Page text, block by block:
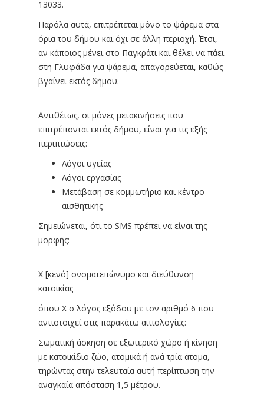
13033.
Παρόλα αυτά, επιτρέπεται μόνο το ψάρεμα στα
όρια του δήμου και όχι σε άλλη περιοχή. Έτσι,
αν κάποιος μένει στο Παγκράτι και θέλει να πάει
στη Γλυφάδα για ψάρεμα, απαγορεύεται, καθώς
βγαίνει εκτός δήμου.
Αντιθέτως, οι μόνες μετακινήσεις που
επιτρέπονται εκτός δήμου, είναι για τις εξής
περιπτώσεις:
Λόγοι υγείας
Λόγοι εργασίας
Μετάβαση σε κομμωτήριο και κέντρο
αισθητικής
Σημειώνεται, ότι το SMS πρέπει να είναι της
μορφής:
X [κενό] ονοματεπώνυμο και διεύθυνση
κατοικίας
όπου Χ ο λόγος εξόδου με τον αριθμό 6 που
αντιστοιχεί στις παρακάτω αιτιολογίες:
Σωματική άσκηση σε εξωτερικό χώρο ή κίνηση
με κατοικίδιο ζώο, ατομικά ή ανά τρία άτομα,
τηρώντας στην τελευταία αυτή περίπτωση την
αναγκαία απόσταση 1,5 μέτρου.